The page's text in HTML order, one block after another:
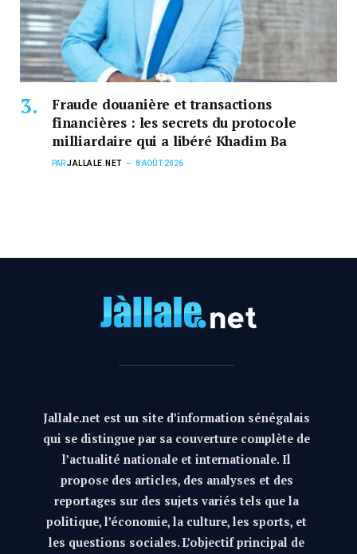
Fraude douanière et transactions
financières : les secrets du protocole
milliardaire qui a libéré Khadim Ba
PARJALLALE.NET 8 AOÛT 2026
Jallale.net est un site d’information sénégalais
qui se distingue par sa couverture complète de
l’actualité nationale et internationale. Il
propose des articles, des analyses et des
reportages sur des sujets variés tels que la
politique, l’économie, la culture, les sports, et
les questions sociales. L’objectif principal de